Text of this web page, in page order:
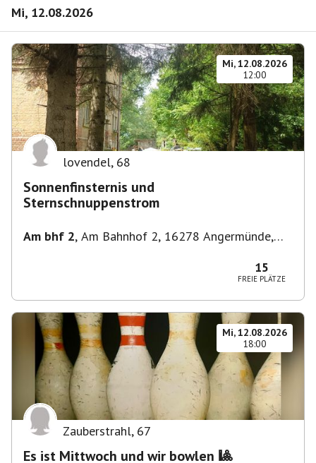
Mi, 12.08.2026
Mi, 12.08.2026
12:00
lovendel, 68
Sonnenfinsternis und
Sternschnuppenstrom
Am bhf 2, Am Bahnhof 2, 16278 Angermünde,
15
FREIE PLÄTZE
Mi, 12.08.2026
18:00
Zauberstrahl, 67
Es ist Mittwoch und wir bowlen 🎱